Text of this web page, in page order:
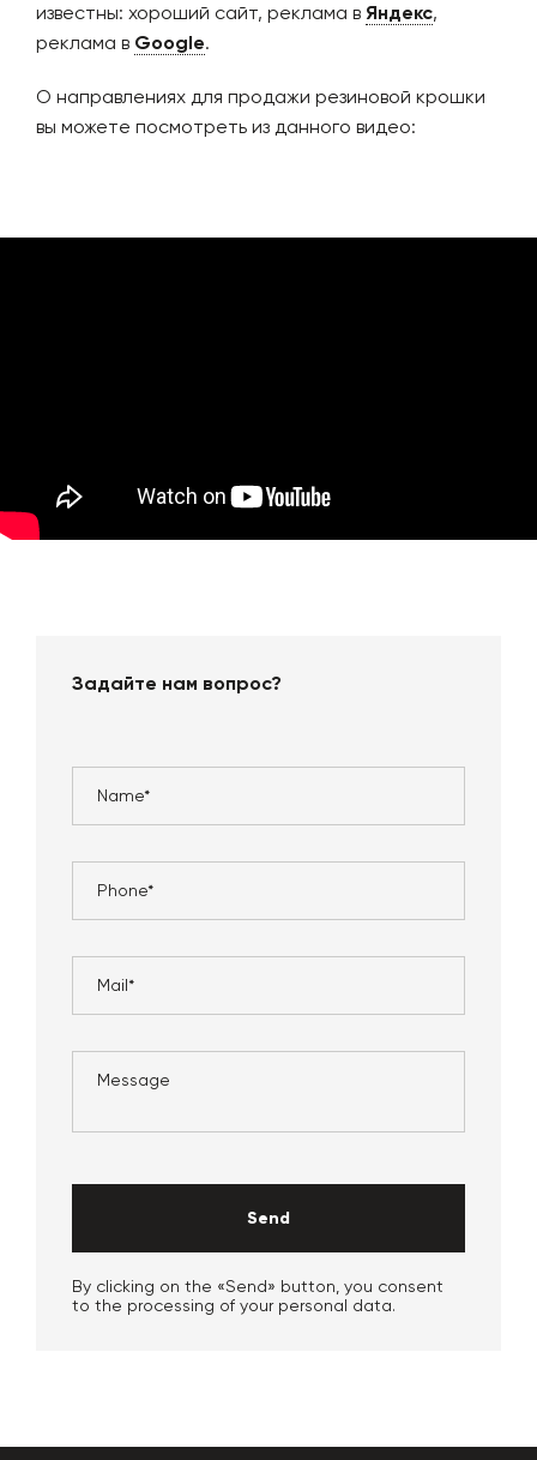
известны: хороший сайт, реклама в Яндекс,
реклама в Google.
О направлениях для продажи резиновой крошки
вы можете посмотреть из данного видео:
Задайте нам вопрос?
Send
By clicking on the «Send» button, you consent
to the processing of your personal data.